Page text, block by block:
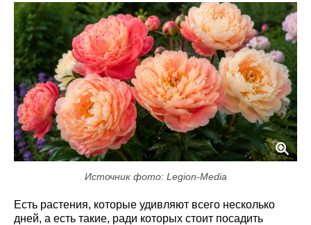
Источник фото: Legion-Media
Есть растения, которые удивляют всего несколько
дней, а есть такие, ради которых стоит посадить